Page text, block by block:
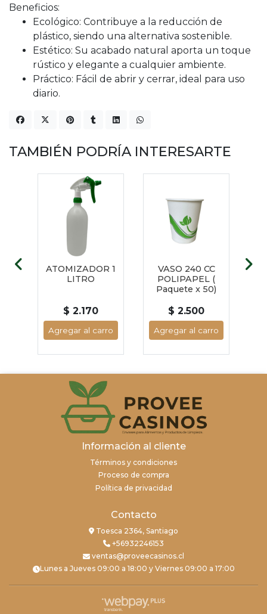
Beneficios:
Ecológico: Contribuye a la reducción de
plástico, siendo una alternativa sostenible.
Estético: Su acabado natural aporta un toque
rústico y elegante a cualquier ambiente.
Práctico: Fácil de abrir y cerrar, ideal para uso
diario.
TAMBIÉN PODRÍA INTERESARTE
ATOMIZADOR 1
LITRO
$ 2.170
Agregar al carro
VASO 240 CC
POLIPAPEL (
Paquete x 50)
$ 2.500
Agregar al carro
Información al cliente
Términos y condiciones
Proceso de compra
Política de privacidad
Contacto
Toesca 2364, Santiago
+56932246153
ventas@proveecasinos.cl
Lunes a Jueves 09:00 a 18:00 y Viernes 09:00 a 17:00